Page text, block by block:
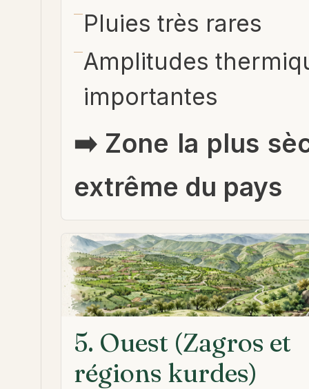
Pluies très rares
Amplitudes
importantes
➡️ Zone la plus
extrême du pays
5. Ouest (Zagros et
régions kurdes)